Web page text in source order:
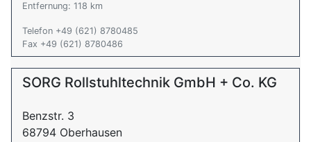
Entfernung: 118 km
Telefon +49 (621) 8780485
Fax +49 (621) 8780486
SORG Rollstuhltechnik GmbH + Co. KG
Benzstr. 3
68794 Oberhausen